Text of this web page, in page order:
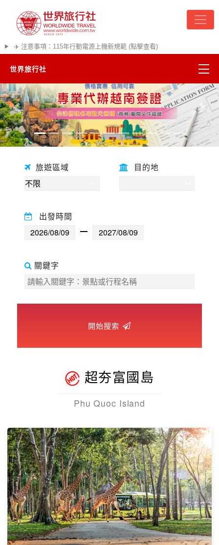
✈️ 注意事項：115年行動電源上機新規範 (點擊查看)
世界旅行社
精彩越南
熱門韓國
超夯日本
世界臻旅
歐洲之旅
往前 往後
旅遊區域 目的地
出發時間
關鍵字
開始搜索
超夯富國島
Phu Quoc Island